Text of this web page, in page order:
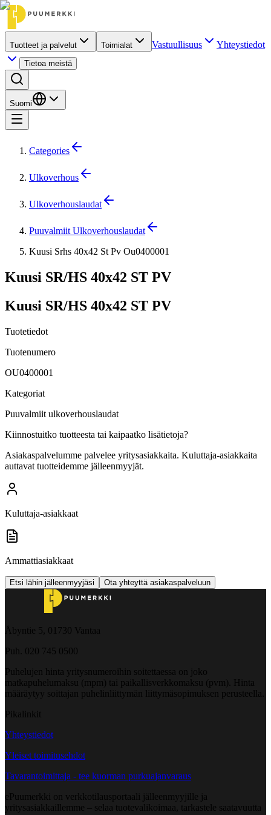
Tuotteet ja palvelut Toimialat Vastuullisuus Yhteystiedot
Tietoa meistä
Suomi
Categories
Ulkoverhous
Ulkoverhouslaudat
Puuvalmiit Ulkoverhouslaudat
Kuusi Srhs 40x42 St Pv Ou0400001
Kuusi SR/HS 40x42 ST PV
Kuusi SR/HS 40x42 ST PV
Tuotetiedot
Tuotenumero
OU0400001
Kategoriat
Puuvalmiit ulkoverhouslaudat
Kiinnostuitko tuotteesta tai kaipaatko lisätietoja?
Asiakaspalvelumme palvelee yritysasiakkaita. Kuluttaja-asiakkaita
auttavat tuotteidemme jälleenmyyjät.
Kuluttaja-asiakkaat
Ammattiasiakkaat
Etsi lähin jälleenmyyjäsi Ota yhteyttä asiakaspalveluun
Åbyntie 5, 01730 Vantaa
Puh. 020 745 0500
Puhelujen hinta yritysnumeroihin soitettaessa on joko
matkapuhelumaksu (mpm) tai paikallisverkkomaksu (pvm). Hinta
määräytyy soittajan puhelinliittymän liittymäsopimuksen perusteella.
Pikalinkit
Yhteystiedot
Yleiset toimitusehdot
Tavarantoimittaja - tee kuorman purkuajanvaraus
ePuumerkki on verkkotilausportaali jälleenmyyjille ja
yritysasiakkaillemme – selaa tuotevalikoimaa, tarkastele saatavuutta